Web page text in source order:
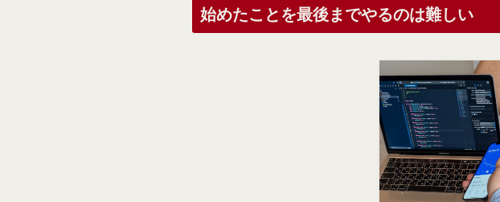
始めたことを最後までやるのは難しい